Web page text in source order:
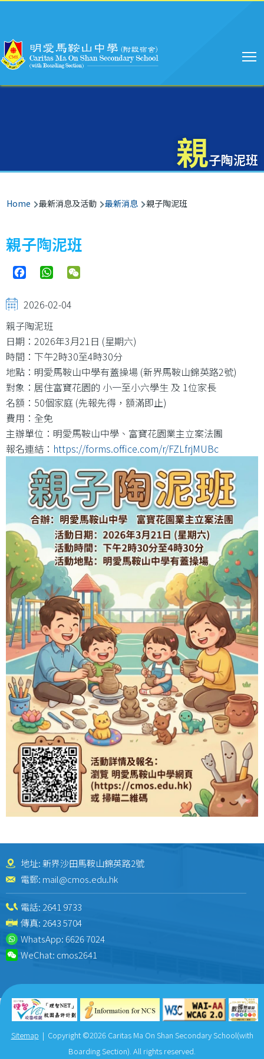
親子陶泥班
Breadcrumb
Home 最新消息及活動 最新消息 親子陶泥班
親子陶泥班
FacebookWhatsApp
2026-02-04
親子陶泥班
日期：2026年3月21日 (星期六)
時間：下午2時30至4時30分
地點：明愛馬鞍山中學有蓋操場 (新界馬鞍山錦英路2號)
對象：居住富寶花園的 小一至小六學生 及 1位家長
名額：50個家庭 (先報先得，額滿即止)
費用：全免
主辦單位：明愛馬鞍山中學、富寶花園業主立案法團
報名連結： https://forms.office.com/r/FZLfrjMUBc
地址: 新界沙田馬鞍山錦英路2號
電郵: mail@cmos.edu.hk
電話: 2641 9733
傳真: 2643 5704
WhatsApp:6626 7024
WeChat: cmos2641
Sitemap | Copyright ©2026 Caritas Ma On Shan Secondary School(with
Boarding Section). All rights reserved.